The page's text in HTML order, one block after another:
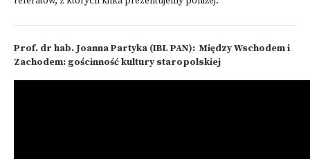
Prof. dr hab. Joanna Partyka (IBL PAN): Między Wschodem i
Zachodem: gościnność kultury staropolskiej